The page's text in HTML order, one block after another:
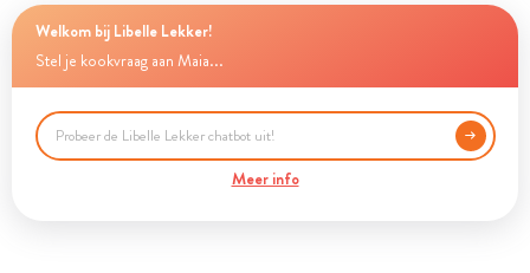
Welkom bij Libelle Lekker!
Stel je kookvraag aan Maia...
Meer info